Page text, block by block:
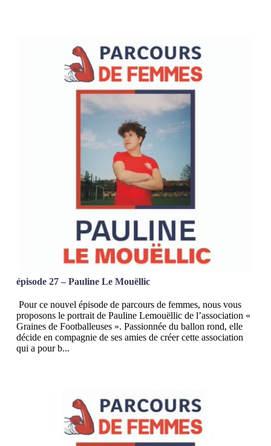
épisode 27 – Pauline Le Mouëllic
Pour ce nouvel épisode de parcours de femmes, nous vous
proposons le portrait de Pauline Lemouëllic de l’association «
Graines de Footballeuses ». Passionnée du ballon rond, elle
décide en compagnie de ses amies de créer cette association
qui a pour b...